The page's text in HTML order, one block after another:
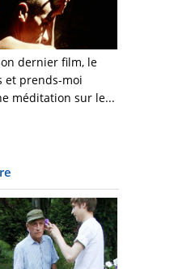
dernier film, le
et prends-moi
méditation sur le...